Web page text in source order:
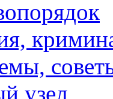
узел